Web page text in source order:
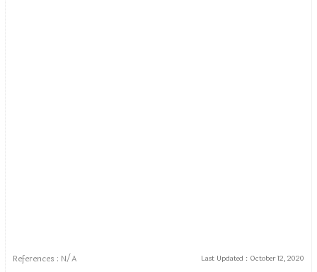
References : N/A Last Updated : October 12, 2020